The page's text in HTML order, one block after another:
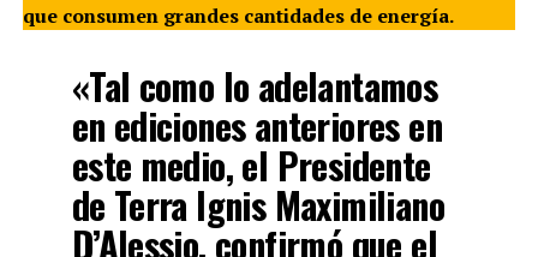
que consumen grandes cantidades de energía.
«Tal como lo adelantamos
en ediciones anteriores en
este medio, el Presidente
de Terra Ignis Maximiliano
D’Alessio, confirmó que el